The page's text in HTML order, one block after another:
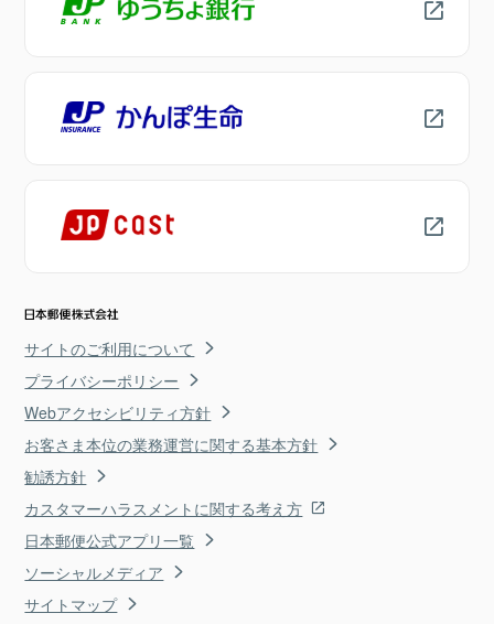
サイトのご利用について
プライバシーポリシー
Webアクセシビリティ方針
お客さま本位の業務運営に関する基本方針
勧誘方針
カスタマーハラスメントに関する考え方
日本郵便公式アプリ一覧
ソーシャルメディア
サイトマップ